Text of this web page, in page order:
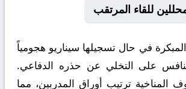
للقاء المرتقب
في حال تسجيلها سيناريو هجومياً
على التخلي عن حذره الدفاعي.
المناخية ترتيب أوراق المدربين، مما